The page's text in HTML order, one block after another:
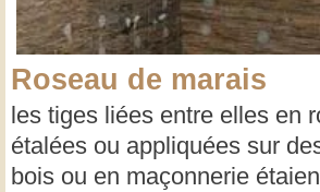
Roseau de marais
les tiges liées entre elles en
étalées ou appliquées sur
bois ou en maçonnerie